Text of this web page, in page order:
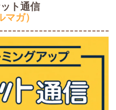
ト通信
マガ）